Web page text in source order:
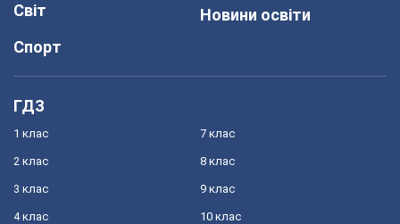
Світ
Спорт
Новини освіти
ГДЗ
1 клас
2 клас
3 клас
4 клас
7 клас
8 клас
9 клас
10 клас